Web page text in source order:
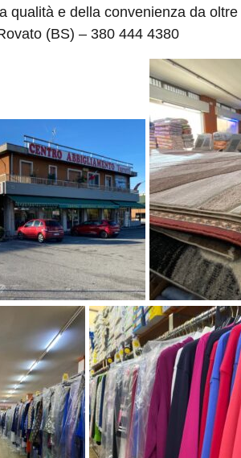
qualità e della convenienza da
(BS) – 380 444 4380